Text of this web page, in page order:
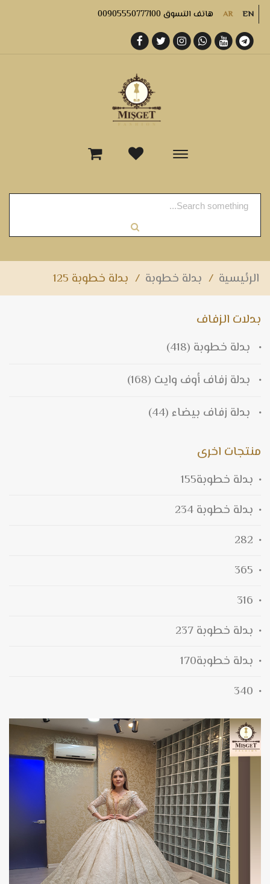
AR EN هاتف التسوق 00905550777100
-
الرئيسية / بدلة خطوبة / بدلة خطوبة 125
بدلات الزفاف
بدلة خطوبة (418)
بدلة زفاف أوف وايت (168)
بدلة زفاف بيضاء (44)
منتجات اخرى
بدلة خطوبة155
بدلة خطوبة 234
282
365
316
بدلة خطوبة 237
بدلة خطوبة170
340